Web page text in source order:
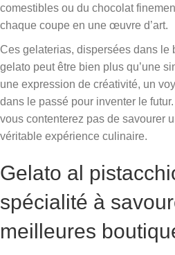
comestibles ou du chocolat
chaque coupe en une œuvre d’art.
Ces gelaterias, dispersées dans le
gelato peut être bien plus qu’une
une expression de créativité, un
dans le passé pour inventer le
vous contenterez pas de savourer
véritable expérience culinaire.
Gelato al
spécialité à
meilleures